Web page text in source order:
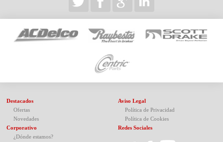
Destacados
Ofertas
Novedades
Corporativo
¿Dónde estamos?
Aviso Legal
Política de Privacidad
Política de Cookies
Redes Sociales